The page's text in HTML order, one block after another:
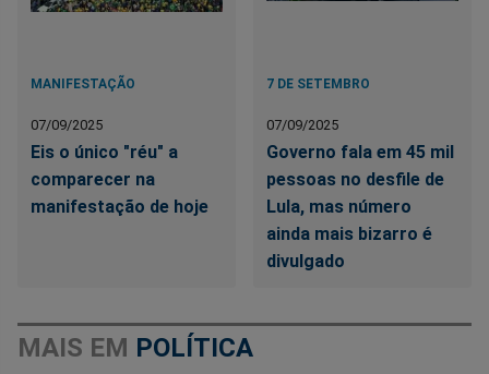
MANIFESTAÇÃO
07/09/2025
Eis o único "réu" a
comparecer na
manifestação de hoje
7 DE SETEMBRO
07/09/2025
Governo fala em 45 mil
pessoas no desfile de
Lula, mas número
ainda mais bizarro é
divulgado
MAIS EM POLÍTICA